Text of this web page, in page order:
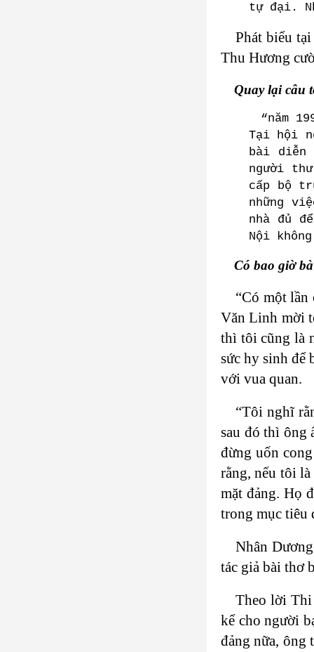
tự đại.
Phát biểu
Thu Hương
Quay lại câu
“năm
Tại hội
bài diễn
người
cấp bộ
những
nhà đủ
Nội
Có bao giờ
“Có một
Văn Linh mời
thì tôi cũng là
sức hy sinh để
với vua quan.
“Tôi nghĩ
sau đó thì ông
đừng uốn
rằng, nếu tôi
mặt đảng. Họ
trong mục tiêu
Nhân
tác giả bài thơ
Theo lời Thi
kể cho người
đảng nữa,